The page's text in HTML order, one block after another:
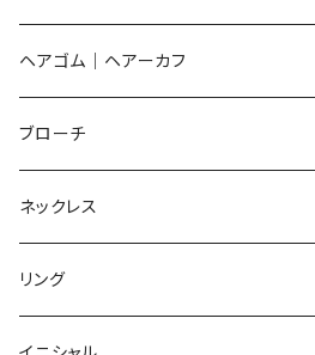
イヤリング
ノンホールピアス
ヘアゴム
ブローチ
ピアス
Flower
Dot
ノンホールピアス
Flower
Dot
イヤリング
Flower
Round
ヘアゴム｜ヘアーカフ
Flower
Round
Square
ブローチ
Flower
Animal
猫
ネックレス
Flower
リング